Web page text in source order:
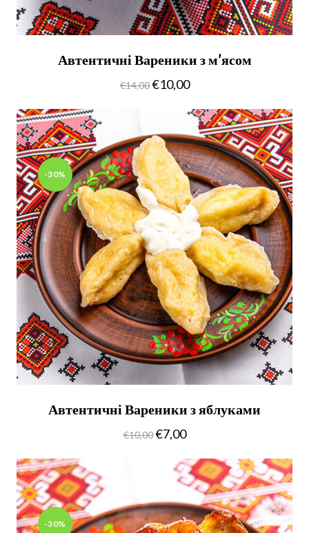
Автентичні Вареники з м’ясом
€14,00 €10,00
-30%
Автентичні Вареники з яблуками
€10,00 €7,00
-30%